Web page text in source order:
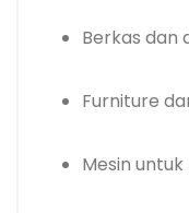
Berkas dan
Furniture
Mesin